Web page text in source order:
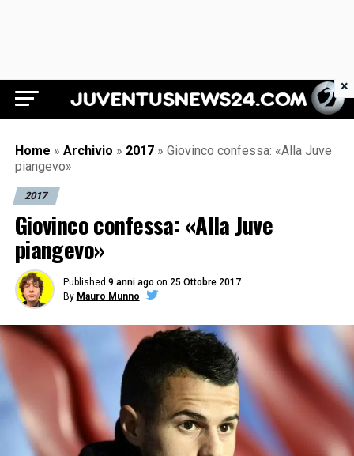
Juventus News 24
Home » Archivio » 2017 » Giovinco confessa: «Alla Juve
piangevo»
2017
Giovinco confessa: «Alla Juve
piangevo»
Published 9 anni ago on 25 Ottobre 2017
By Mauro Munno
×